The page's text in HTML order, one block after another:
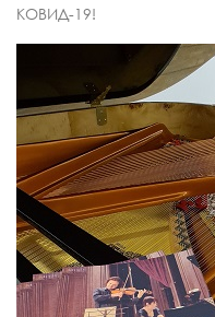
КОВИД-19!